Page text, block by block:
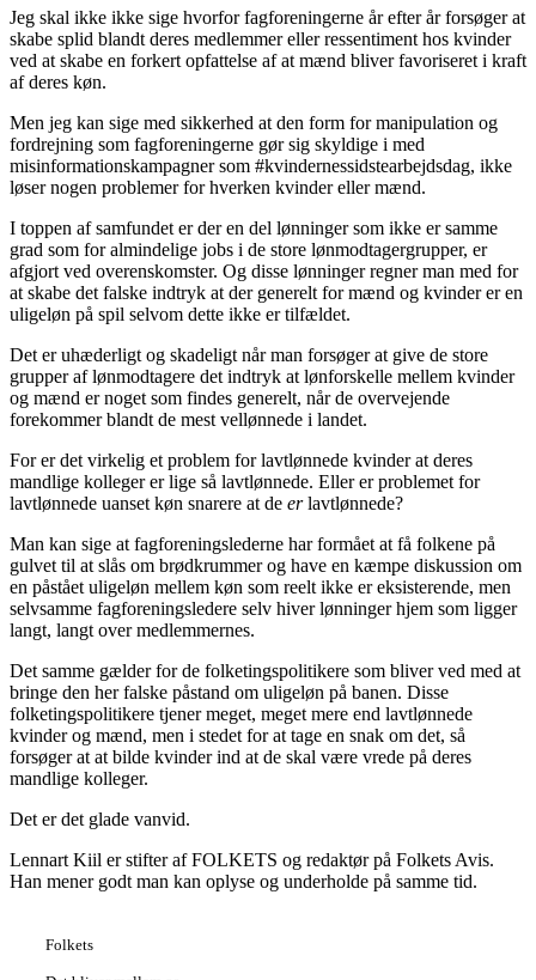
Jeg skal ikke ikke sige hvorfor fagforeningerne år efter år forsøger at
skabe splid blandt deres medlemmer eller ressentiment hos kvinder
ved at skabe en forkert opfattelse af at mænd bliver favoriseret i kraft
af deres køn.
Men jeg kan sige med sikkerhed at den form for manipulation og
fordrejning som fagforeningerne gør sig skyldige i med
misinformationskampagner som #kvindernessidstearbejdsdag, ikke
løser nogen problemer for hverken kvinder eller mænd.
I toppen af samfundet er der en del lønninger som ikke er samme
grad som for almindelige jobs i de store lønmodtagergrupper, er
afgjort ved overenskomster. Og disse lønninger regner man med for
at skabe det falske indtryk at der generelt for mænd og kvinder er en
uligeløn på spil selvom dette ikke er tilfældet.
Det er uhæderligt og skadeligt når man forsøger at give de store
grupper af lønmodtagere det indtryk at lønforskelle mellem kvinder
og mænd er noget som findes generelt, når de overvejende
forekommer blandt de mest vellønnede i landet.
For er det virkelig et problem for lavtlønnede kvinder at deres
mandlige kolleger er lige så lavtlønnede. Eller er problemet for
lavtlønnede uanset køn snarere at de erlavtlønnede?
Man kan sige at fagforeningslederne har formået at få folkene på
gulvet til at slås om brødkrummer og have en kæmpe diskussion om
en påstået uligeløn mellem køn som reelt ikke er eksisterende, men
selvsamme fagforeningsledere selv hiver lønninger hjem som ligger
langt, langt over medlemmernes.
Det samme gælder for de folketingspolitikere som bliver ved med at
bringe den her falske påstand om uligeløn på banen. Disse
folketingspolitikere tjener meget, meget mere end lavtlønnede
kvinder og mænd, men i stedet for at tage en snak om det, så
forsøger at at bilde kvinder ind at de skal være vrede på deres
mandlige kolleger.
Det er det glade vanvid.
Lennart Kiil er stifter af FOLKETS og redaktør på Folkets Avis.
Han mener godt man kan oplyse og underholde på samme tid.
Folkets